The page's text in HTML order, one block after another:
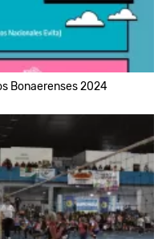
Bonaerenses 2024